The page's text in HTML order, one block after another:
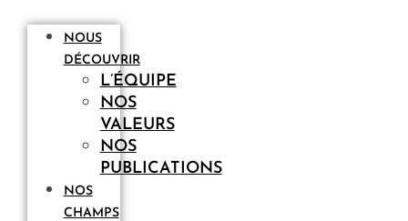
NOUS
DÉCOUVRIR
L’ÉQUIPE
NOS
VALEURS
NOS
PUBLICATIONS
NOS
CHAMPS